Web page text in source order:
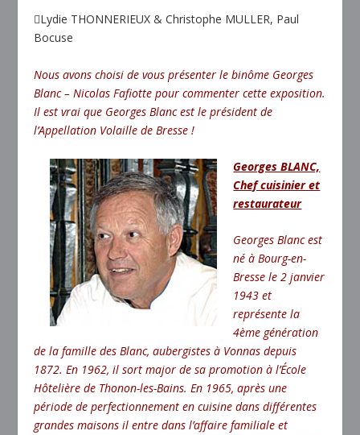
Lydie THONNERIEUX & Christophe MULLER, Paul
Bocuse
Nous avons choisi de vous présenter le binôme Georges
Blanc – Nicolas Fafiotte pour commenter cette exposition.
Il est vrai que Georges Blanc est le président de
l’Appellation Volaille de Bresse !
Georges BLANC,
Chef cuisinier et
restaurateur
Georges Blanc est
né à Bourg-en-
Bresse le 2 janvier
1943 et
représente la
4ème génération
de la famille des Blanc, aubergistes à Vonnas depuis
1872. En 1962, il sort major de sa promotion à l’École
Hôtelière de Thonon-les-Bains. En 1965, après une
période de perfectionnement en cuisine dans différentes
grandes maisons il entre dans l’affaire familiale et